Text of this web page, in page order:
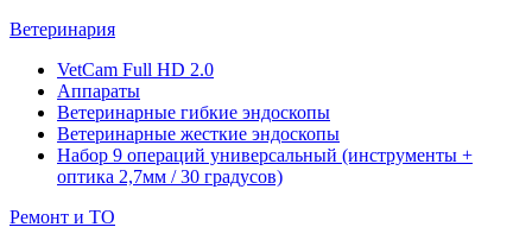
Ветеринария
VetCam Full HD 2.0
Аппараты
Ветеринарные гибкие эндоскопы
Ветеринарные жесткие эндоскопы
Набор 9 операций универсальный (инструменты +
оптика 2,7мм / 30 градусов)
Ремонт и ТО